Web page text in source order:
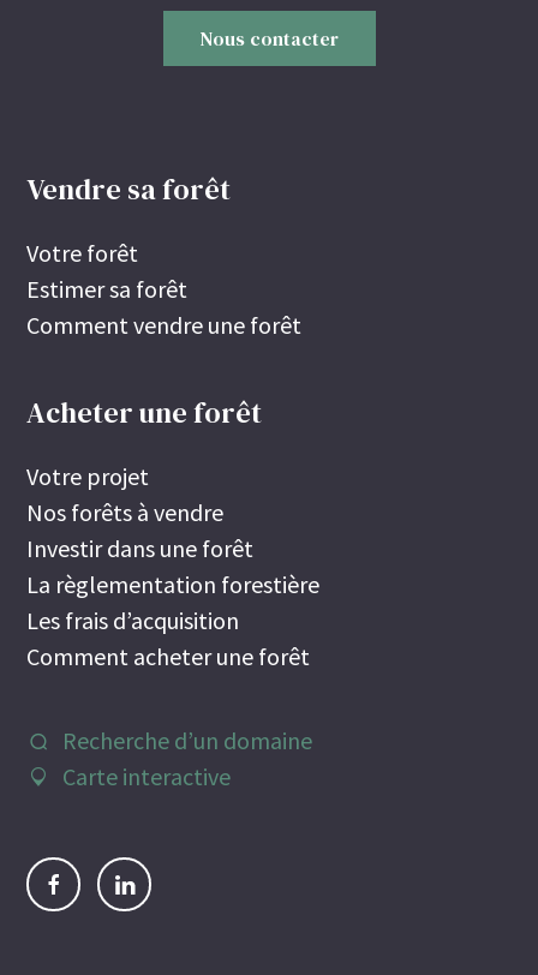
Nous contacter
Vendre sa forêt
Votre forêt
Estimer sa forêt
Comment vendre une forêt
Acheter une forêt
Votre projet
Nos forêts à vendre
Investir dans une forêt
La règlementation forestière
Les frais d’acquisition
Comment acheter une forêt
Recherche d’un domaine
Carte interactive